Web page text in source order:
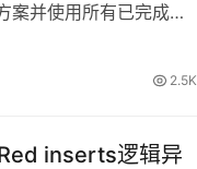
案并使用所有已完成的
2.5K
inserts逻辑异